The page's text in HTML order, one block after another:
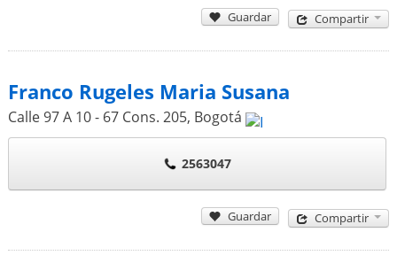
Guardar Compartir
Franco Rugeles Maria Susana
Calle 97 A 10 - 67 Cons. 205, Bogotá
2563047
Guardar Compartir